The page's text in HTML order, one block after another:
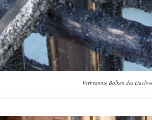
Verbrannte Balken des